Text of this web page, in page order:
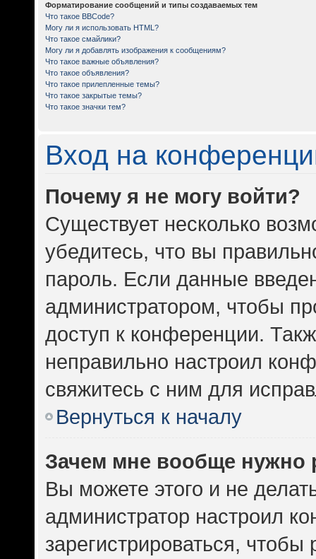
Форматирование сообщений и типы создаваемых тем
Что такое BBCode?
Могу ли я использовать HTML?
Что такое смайлики?
Могу ли я добавлять изображения к сообщениям?
Что такое важные объявления?
Что такое объявления?
Что такое прилепленные темы?
Что такое закрытые темы?
Что такое значки тем?
Вход на
Почему я не могу войти?
Существует несколько
убедитесь, что вы
пароль. Если данные
администратором, чтобы
доступ к конференции.
неправильно настроил
свяжитесь с ним для
Вернуться к началу
Зачем мне вообще нужно
Вы можете этого и не
администратор настроил
зарегистрироваться,